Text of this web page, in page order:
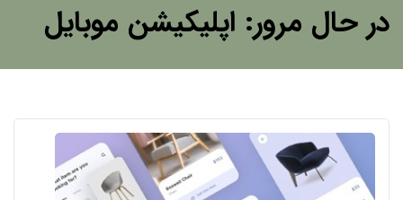
در حال مرور: اپلیکیشن موبایل